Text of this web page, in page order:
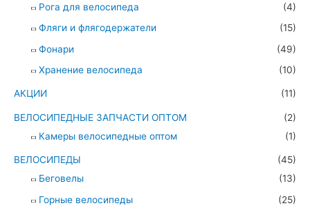
Рога для велосипеда
(4)
Фляги и флягодержатели
(15)
Фонари
(49)
Хранение велосипеда
(10)
АКЦИИ (11)
ВЕЛОСИПЕДНЫЕ ЗАПЧАСТИ ОПТОМ
(2)
Камеры велосипедные оптом
(1)
ВЕЛОСИПЕДЫ
(45)
Беговелы
(13)
Горные велосипеды
(25)